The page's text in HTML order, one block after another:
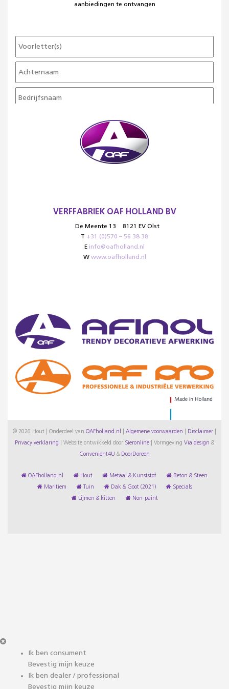
aanbiedingen te ontvangen
VERFFABRIEK OAF HOLLAND BV
De Meente 13
8121 EV Olst
T +31 (0)570 – 56 38 38
E info@oafholland.nl
W www.oafholland.nl
© 2026 Hout | Onderdeel van OAFholland.nl Algemene voorwaarden Disclaimer
Privacy verklaring Website ontwikkeld door Sieronline Vormgeving Via design &
Convenient4U & DoorDoreen
OAFholland.nl Hout Metaal & Kunststof Beton & Steen
Maritiem Tuin Dak & Goot (2021) Specials
Lijmen & kitten Non-paint
Ik ben consument
Bevestig mijn keuze
Ik ben dealer / professional
Bevestig mijn keuze